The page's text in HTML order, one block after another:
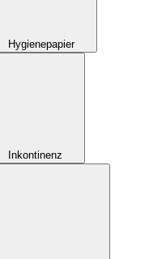
Hygienepapier
Inkontinenz